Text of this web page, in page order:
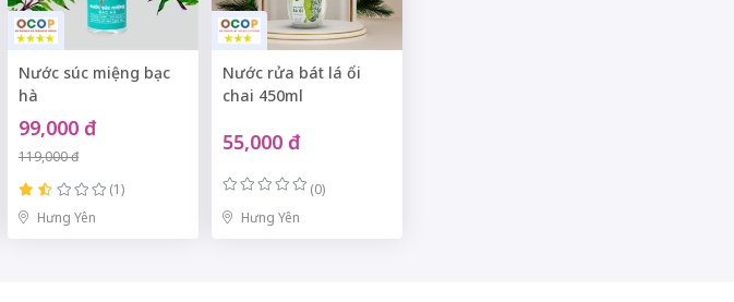
Nước súc miệng bạc
hà
99,000 đ
119,000 đ
(1)
Hưng Yên
Nước rửa bát lá ổi
chai 450ml
55,000 đ
(0)
Hưng Yên